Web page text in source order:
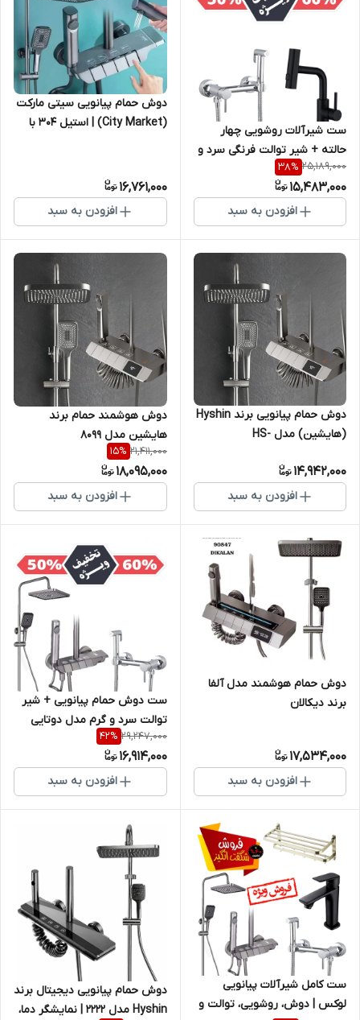
ست شیرآلات روشویی چهار
حالته + شیر توالت فرنگی سرد و
برنجی ضد زنگ
25,189,000
38%
15,483,000
افزودن به سبد
دوش حمام پیانویی سیتی مارکت
(City Market) | استیل ۳۰۴ با
16,761,000
افزودن به سبد
دوش حمام پیانویی برند Hyshin
(هایشین) مدل HS-
نمایشگر دیجیتال
14,942,000
افزودن به سبد
دوش هوشمند حمام برند
هایشین مدل 8099
21,411,000
15%
18,095,000
افزودن به سبد
دوش حمام هوشمند مدل آلفا
برند دیکالان
17,534,000
افزودن به سبد
ست دوش حمام پیانویی + شیر
توالت سرد و گرم مدل دوتایی
برند Gold Pack ( پکیج طلایی )
29,247,000
42%
16,914,000
افزودن به سبد
ست کامل شیرآلات پیانویی
لوکس | دوش، روشویی، توالت و
دوش حمام پیانویی دیجیتال برند
Hyshin مدل 2222 | نمایشگر دما،